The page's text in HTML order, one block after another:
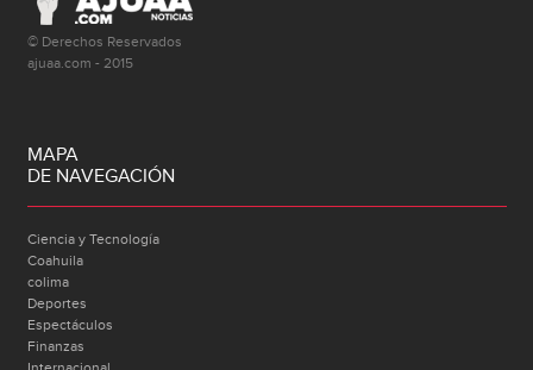
© Derechos Reservados
ajuaa.com - 2015
MAPA
DE NAVEGACIÓN
Ciencia y Tecnología
Coahuila
colima
Deportes
Espectáculos
Finanzas